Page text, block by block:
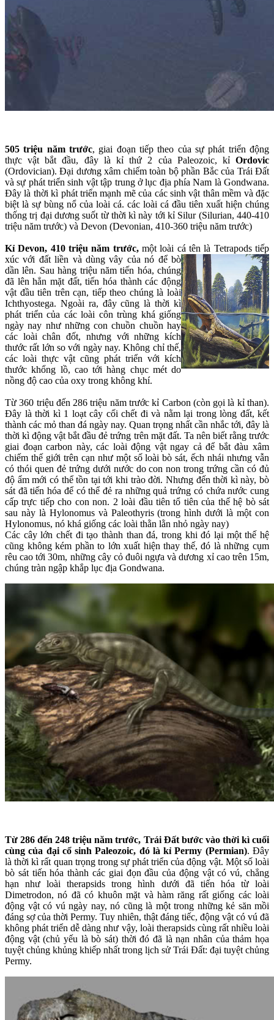
505 triệu năm trước, giai đoạn tiếp theo của sự phát triển động
thực vật bắt đầu, đây là kỉ thứ 2 của Paleozoic, kỉ Ordovic
(Ordovician). Đại dương xâm chiếm toàn bộ phần Bắc của Trái Đất
và sự phát triển sinh vật tập trung ở lục địa phía Nam là Gondwana.
Đây là thời kì phát triển mạnh mẽ của các sinh vật thân mềm và đặc
biệt là sự bùng nổ của loài cá. các loài cá đầu tiên xuất hiện chúng
thống trị đại dương suốt từ thời kì này tới kỉ Silur (Silurian, 440-410
triệu năm trước) và Devon (Devonian, 410-360 triệu năm trước)
Kỉ Devon, 410 triệu năm trước,một loài cá tên là Tetrapods tiếp
xúc với đất liền và dùng vây của nó để bò
dần lên. Sau hàng triệu năm tiến hóa, chúng
đã lên hẳn mặt đất, tiến hóa thành các động
vật đầu tiên trên cạn, tiếp theo chúng là loài
Ichthyostega. Ngoài ra, đây cũng là thời kì
phát triển của các loài côn trùng khá giống
ngày nay như những con chuồn chuồn hay
các loài chân đốt, nhưng với những kích
thước rất lớn so với ngày nay. Không chỉ thế,
các loài thực vật cũng phát triển với kích
thước khổng lồ, cao tới hàng chục mét do
nồng độ cao của oxy trong không khí.
Từ 360 triệu đến 286 triệu năm trước kỉ Carbon (còn gọi là kỉ than).
Đây là thời kì 1 loạt cây cối chết đi và nằm lại trong lòng đất, kết
thành các mỏ than đá ngày nay. Quan trọng nhất cần nhắc tới, đây là
thời kì động vật bắt đầu đẻ trứng trên mặt đất. Ta nên biết rằng trước
giai đoạn carbon này, các loài động vật ngay cả để bắt đàu xâm
chiếm thế giới trên cạn như một số loài bò sát, ếch nhái nhưng vẫn
có thói quen đẻ trứng dưới nước do con non trong trứng cần có đủ
độ ẩm mới có thể tồn tại tới khi trào đời. Nhưng đến thời kì này, bò
sát đã tiến hóa để có thể đẻ ra những quả trứng có chứa nước cung
cấp trực tiếp cho con non. 2 loài đầu tiên tổ tiên của thế hệ bò sát
sau này là Hylonomus và Paleothyris (trong hình dưới là một con
Hylonomus, nó khá giống các loài thằn lằn nhỏ ngày nay)
Các cây lớn chết đi tạo thành than đá, trong khi đó lại một thế hệ
cũng không kém phần to lớn xuất hiện thay thế, đó là những cụm
rêu cao tới 30m, những cây cỏ đuôi ngựa và dương xỉ cao trên 15m,
chúng tràn ngập khắp lục địa Gondwana.
Từ 286 đến 248 triệu năm trước, Trái Đất bước vào thời kì cuối
cùng của đại cổ sinh Paleozoic, đó là kỉ Permy (Permian). Đây
là thời kì rất quan trọng trong sự phát triển của động vật. Một số loài
bò sát tiến hóa thành các giai đọn đầu của động vật có vú, chẳng
hạn như loài therapsids trong hình dưới đã tiến hóa từ loài
Dimetrodon, nó đã có khuôn mặt và hàm răng rất giống các loài
động vật có vú ngày nay, nó cũng là một trong những kẻ săn mồi
đáng sợ của thời Permy. Tuy nhiên, thật đáng tiếc, động vật có vú đã
không phát triển dễ dàng như vậy, loài therapsids cùng rất nhiều loài
động vật (chủ yếu là bò sát) thời đó đã là nạn nhân của thảm họa
tuyệt chủng khủng khiếp nhất trong lịch sử Trái Đất: đại tuyệt chủng
Permy.